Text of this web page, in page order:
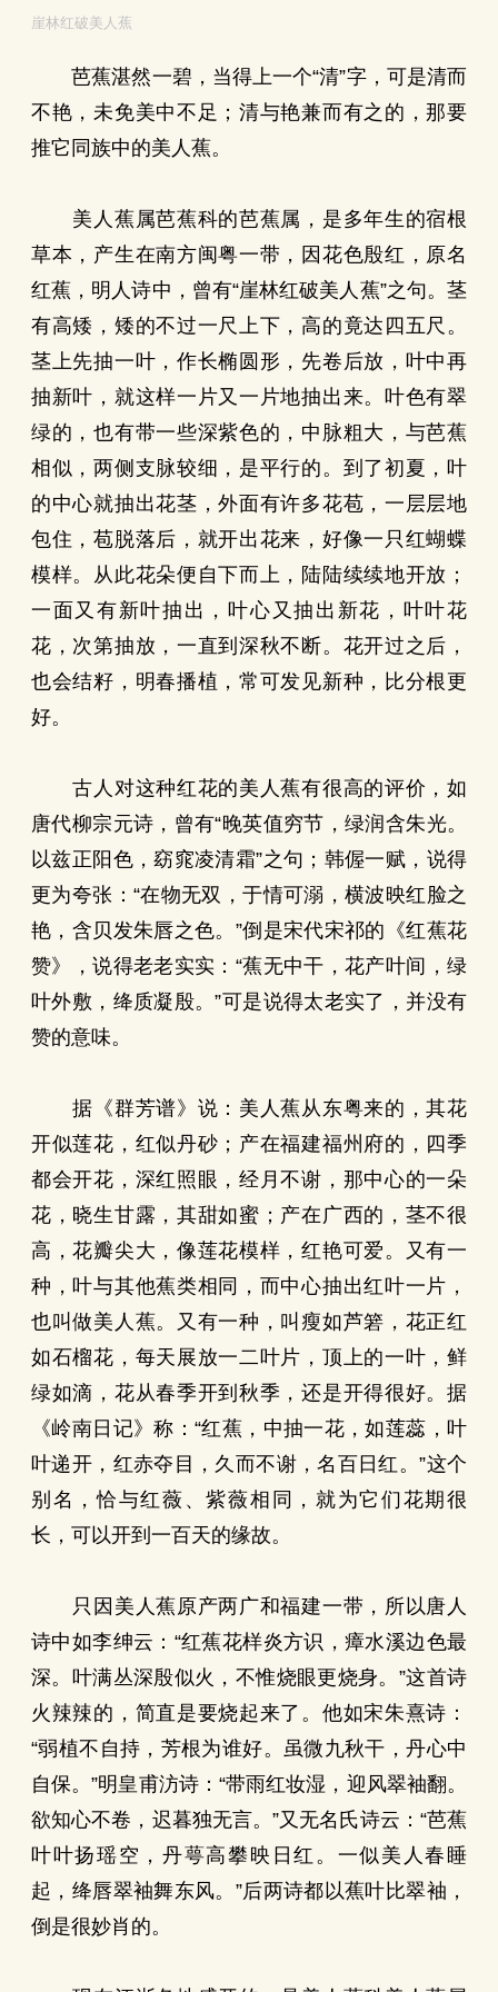
崖林红破美人蕉
芭蕉湛然一碧，当得上一个“清”字，可是清而
不艳，未免美中不足；清与艳兼而有之的，那要
推它同族中的美人蕉。
美人蕉属芭蕉科的芭蕉属，是多年生的宿根
草本，产生在南方闽粤一带，因花色殷红，原名
红蕉，明人诗中，曾有“崖林红破美人蕉”之句。茎
有高矮，矮的不过一尺上下，高的竟达四五尺。
茎上先抽一叶，作长椭圆形，先卷后放，叶中再
抽新叶，就这样一片又一片地抽出来。叶色有翠
绿的，也有带一些深紫色的，中脉粗大，与芭蕉
相似，两侧支脉较细，是平行的。到了初夏，叶
的中心就抽出花茎，外面有许多花苞，一层层地
包住，苞脱落后，就开出花来，好像一只红蝴蝶
模样。从此花朵便自下而上，陆陆续续地开放；
一面又有新叶抽出，叶心又抽出新花，叶叶花
花，次第抽放，一直到深秋不断。花开过之后，
也会结籽，明春播植，常可发见新种，比分根更
好。
古人对这种红花的美人蕉有很高的评价，如
唐代柳宗元诗，曾有“晚英值穷节，绿润含朱光。
以兹正阳色，窈窕凌清霜”之句；韩偓一赋，说得
更为夸张：“在物无双，于情可溺，横波映红脸之
艳，含贝发朱唇之色。”倒是宋代宋祁的《红蕉花
赞》，说得老老实实：“蕉无中干，花产叶间，绿
叶外敷，绛质凝殷。”可是说得太老实了，并没有
赞的意味。
据《群芳谱》说：美人蕉从东粤来的，其花
开似莲花，红似丹砂；产在福建福州府的，四季
都会开花，深红照眼，经月不谢，那中心的一朵
花，晓生甘露，其甜如蜜；产在广西的，茎不很
高，花瓣尖大，像莲花模样，红艳可爱。又有一
种，叶与其他蕉类相同，而中心抽出红叶一片，
也叫做美人蕉。又有一种，叫瘦如芦箬，花正红
如石榴花，每天展放一二叶片，顶上的一叶，鲜
绿如滴，花从春季开到秋季，还是开得很好。据
《岭南日记》称：“红蕉，中抽一花，如莲蕊，叶
叶递开，红赤夺目，久而不谢，名百日红。”这个
别名，恰与红薇、紫薇相同，就为它们花期很
长，可以开到一百天的缘故。
只因美人蕉原产两广和福建一带，所以唐人
诗中如李绅云：“红蕉花样炎方识，瘴水溪边色最
深。叶满丛深殷似火，不惟烧眼更烧身。”这首诗
火辣辣的，简直是要烧起来了。他如宋朱熹诗：
“弱植不自持，芳根为谁好。虽微九秋干，丹心中
自保。”明皇甫汸诗：“带雨红妆湿，迎风翠袖翻。
欲知心不卷，迟暮独无言。”又无名氏诗云：“芭蕉
叶叶扬瑶空，丹萼高攀映日红。一似美人春睡
起，绛唇翠袖舞东风。”后两诗都以蕉叶比翠袖，
倒是很妙肖的。